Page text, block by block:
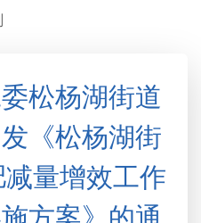
松杨湖街道
《松杨湖街
量增效工作